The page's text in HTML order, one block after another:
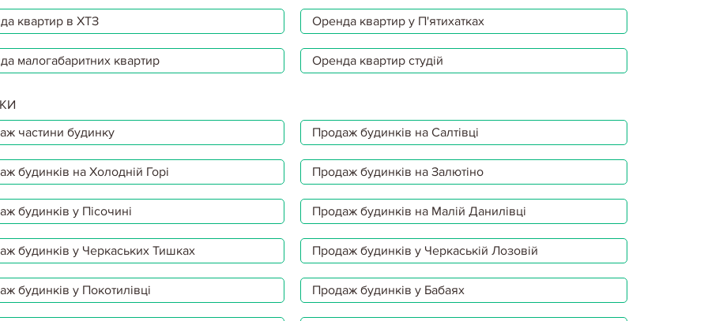
квартир в ХТЗ Оренда квартир у П'ятихатках
малогабаритних квартир Оренда квартир студій
частини будинку
Продаж будинків на Салтівці
будинків на Холодній Горі Продаж будинків на Залютіно
будинків у Пісочині Продаж будинків на Малій Данилівці
будинків у Черкаських Тишках Продаж будинків у Черкаській Лозовій
будинків у Покотилівці Продаж будинків у Бабаях